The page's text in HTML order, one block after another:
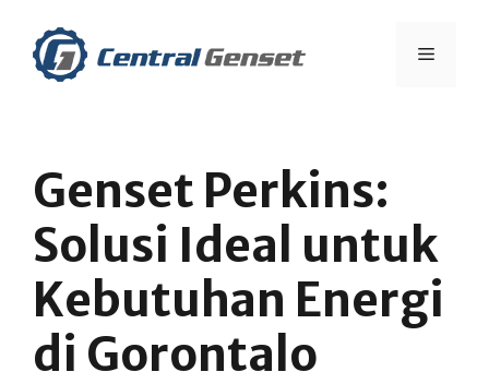
content
Menu
Genset Perkins:
Solusi Ideal untuk
Kebutuhan Energi
di Gorontalo